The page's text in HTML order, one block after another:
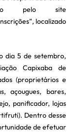
pelo site
localizado
dia 5 de setembro,
Capixaba de
(proprietários e
açougues, bares,
panificador, lojas
Dentro desse
de efetuar